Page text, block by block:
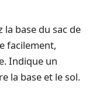
la base du sac de
facilement,
Indique un
la base et le sol.